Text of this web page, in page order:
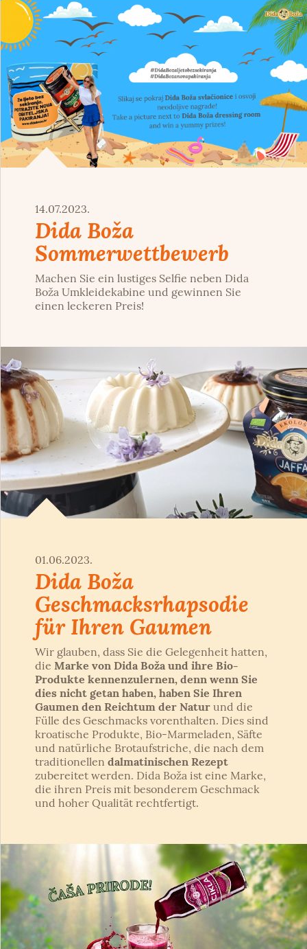
14.07.2023.
Dida Boža
Sommerwettbewerb
Machen Sie ein lustiges Selfie neben Dida
Boža Umkleidekabine und gewinnen Sie
einen leckeren Preis!
01.06.2023.
Dida Boža
Geschmacksrhapsodie
für Ihren Gaumen
Wir glauben, dass Sie die Gelegenheit hatten,
die Marke von Dida Boža und ihre Bio-
Produkte kennenzulernen, denn wenn Sie
dies nicht getan haben, haben Sie Ihren
Gaumen den Reichtum der Natur und die
Fülle des Geschmacks vorenthalten. Dies sind
kroatische Produkte, Bio-Marmeladen, Säfte
und natürliche Brotaufstriche, die nach dem
traditionellen dalmatinischen Rezept
zubereitet werden. Dida Boža ist eine Marke,
die ihren Preis mit besonderem Geschmack
und hoher Qualität rechtfertigt.